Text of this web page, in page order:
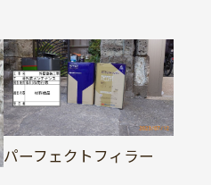
パーフェクトフィラー